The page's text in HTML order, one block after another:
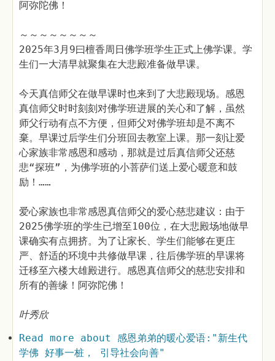
阿弥陀佛！
～～～～～～～～
2025年3月9曰檀香周日佛学班学生正式上佛学课。学
生们一大清早就聚集在大悲殿准备做早课。
今天真信师父在做早课时也来到了大悲殿现场。感恩
真信师父时时刻刻对佛学班进展的关心和了解，虽然
师父行动有点不方便，但师父对佛学班却是不离不
棄。早课过后学生们分班回去教室上课。那一刻让爱
心家族非常感恩和感动，那就是过后真信师父还慈
悲“探班”，为佛学班的小菩萨们送上爱心暖意和鼓
励！……
爱心家族也非常感恩真信师父的爱心慈悲建议：由于
2025佛学班的学生已增至100位，在大悲殿场地做早
课确实有点拥挤。为了让家长、学生们能够在更庄
严、舒适的环境中共修做早课，往后佛学班的早课将
迁移至六楼大雄殿进行。感恩真信师父的慈悲安排和
所有的善缘！阿弥陀佛！
叶秀欣
Read more about 感恩弟弟的暖心爱语:"新生代
学佛 好事一桩， 引导社会向善"